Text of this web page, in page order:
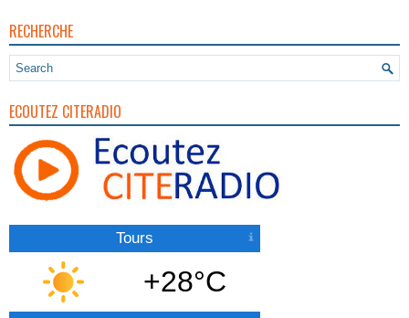
RECHERCHE
ECOUTEZ CITERADIO
Tours
+28°C